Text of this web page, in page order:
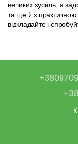
великих зусиль, а
та ще й з практичною
відкладайте і